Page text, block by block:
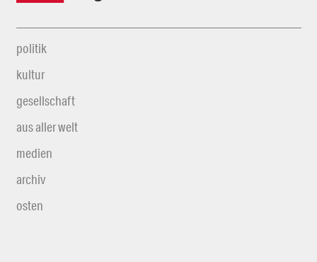
politik
kultur
gesellschaft
aus aller welt
medien
archiv
osten